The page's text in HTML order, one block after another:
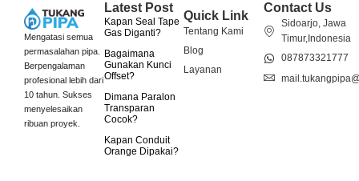
Mengatasi semua
permasalahan pipa.
Berpengalaman
profesional lebih dari
10 tahun. Sukses
menyelesaikan
ribuan proyek.
Latest Post
Kapan Seal Tape
Gas Diganti?
Bagaimana
Gunakan Kunci
Offset?
Dimana Paralon
Transparan
Cocok?
Kapan Conduit
Orange Dipakai?
Quick Link
Tentang Kami
Blog
Layanan
Contact Us
Sidoarjo, Jawa
Timur,Indonesia
087873321777